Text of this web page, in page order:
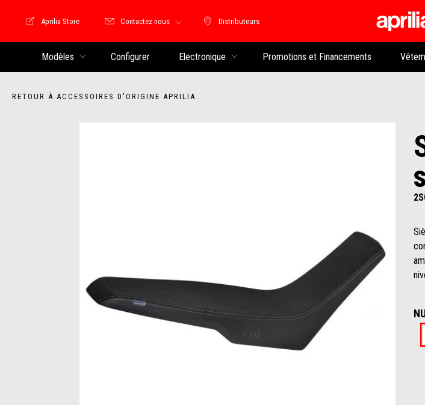
Distributeurs
Distributeurs
Store Motoguzzi
Aprilia Store Contactez nous
Modèles Configurer Electronique Promotions et Financements
RETOUR À ACCESSOIRES D'ORIGINE APRILIA